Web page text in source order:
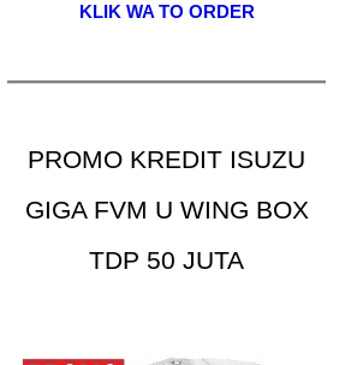
KLIK WA TO ORDER
PROMO KREDIT ISUZU
GIGA FVM U WING BOX
TDP 50 JUTA